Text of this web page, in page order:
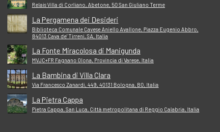
Relais Villa di Corliano, Abetone, 50 San Giuliano Terme
La Pergamena dei Desideri
Biblioteca Comunale Cavese Aniello Avallone, Piazza Eugenio Abbro,
84013 Cava de' Tirreni, SA, Italia
La Fonte Miracolosa di Manigunda
MVJC+FR Fagnano Olona, Provincia di Varese, Italia
La Bambina di Villa Clara
Via Francesco Zanardi, 449, 40131 Bologna, BO, Italia
La Pietra Cappa
Pietra Cappa, San Luca, Città metropolitana di Reggio Calabria, Italia